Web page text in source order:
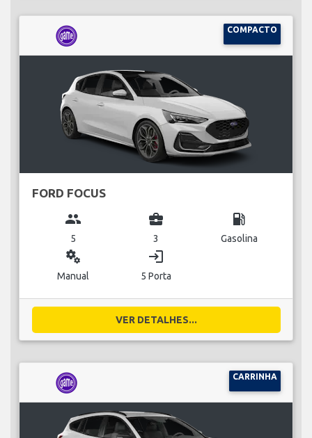
COMPACTO
FORD FOCUS
group
5
business_center
3
local_gas_station
Gasolina
miscellaneous_services
Manual
login
5 Porta
VER DETALHES...
CARRINHA